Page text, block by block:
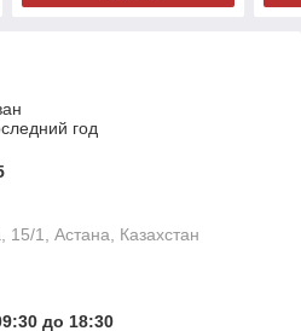
год
15/1, Астана, Казахстан
до 18:30